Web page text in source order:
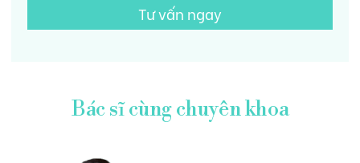
Tư vấn ngay
Bác sĩ cùng chuyên khoa